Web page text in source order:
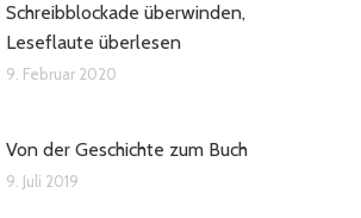
Schreibblockade überwinden,
Leseflaute überlesen
9. Februar 2020
Von der Geschichte zum Buch
9. Juli 2019